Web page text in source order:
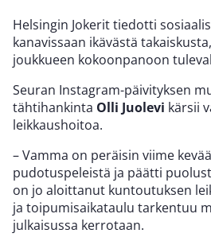
Helsingin Jokerit tiedotti
kanavissaan ikävästä
joukkueen kokoonpanoon
Seuran Instagram-päivityksen
tähtihankinta Olli Juolevi kärsii
leikkaushoitoa.
– Vamma on peräisin viime
pudotuspeleistä ja päätti
on jo aloittanut kuntoutuksen
ja toipumisaikataulu tarkentuu
julkaisussa kerrotaan.